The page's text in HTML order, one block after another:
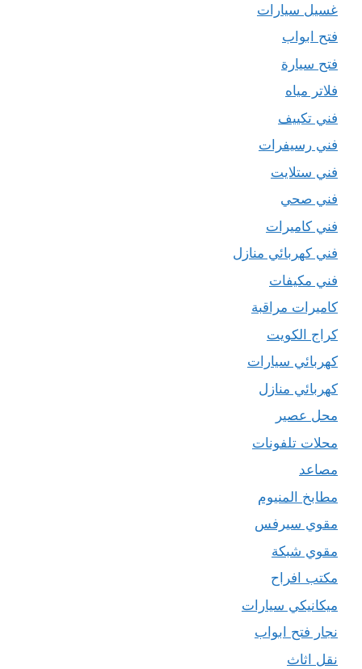
غسيل سيارات
فتح ابواب
فتح سيارة
فلاتر مياه
فني تكييف
فني رسيفرات
فني ستلايت
فني صحي
فني كاميرات
فني كهربائي منازل
فني مكيفات
كاميرات مراقبة
كراج الكويت
كهربائي سيارات
كهربائي منازل
محل عصير
محلات تلفونات
مصاعد
مطابخ المنيوم
مقوي سيرفس
مقوي شبكة
مكتب افراح
ميكانيكي سيارات
نجار فتح ابواب
نقل اثاث